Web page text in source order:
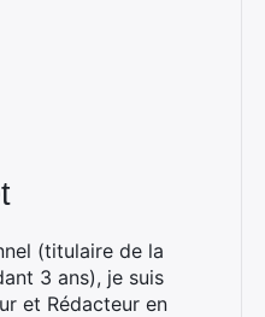
(titulaire de la
3 ans), je suis
et Rédacteur en